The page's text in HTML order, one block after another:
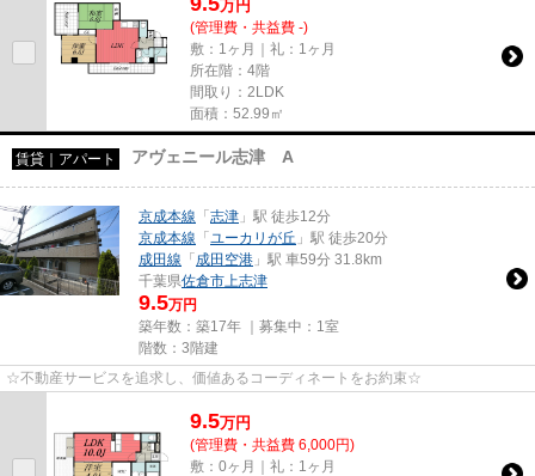
万円
(管理費・共益費 -)
敷：1ヶ月｜礼：1ヶ月
所在階：4階
間取り：2LDK
面積：52.99㎡
賃貸｜アパート アヴェニール志津 A
京成本線 「志津 」駅 徒歩12分
京成本線 「 ユーカリが丘 」駅 徒歩20分
成田線 「成田空港 」駅 車59分 31.8km
千葉県佐倉市 上志津
9.5万円
築年数：築17年 ｜募集中： 1室
階数：3階建
☆不動産サービスを追求し、価値あるコーディネートをお約束☆
9.5万円
(管理費・共益費 6,000円)
敷：0ヶ月｜礼：1ヶ月